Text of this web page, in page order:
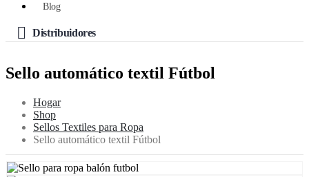
Blog
Distribuidores
Sello automático textil Fútbol
Hogar
Shop
Sellos Textiles para Ropa
Sello automático textil Fútbol